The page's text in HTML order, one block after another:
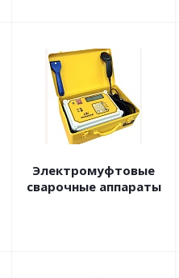
Электромуфтовые
сварочные аппараты